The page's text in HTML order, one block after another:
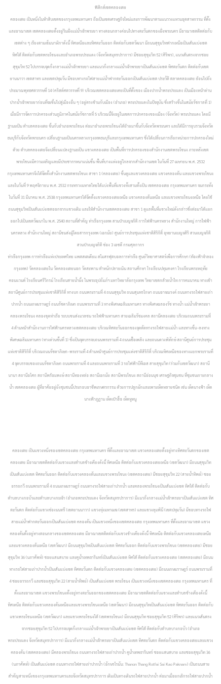
ฟิสิกส์เขตคลองเตย
คลองเตย เป็นหนึ่งในห้าสิบเขตของกรุงเทพมหานคร ถือเป็นเขตเศรษฐกิจใหม่และการพัฒนาตามแนววงแหวนอุตสาหกรรม ที่ตั้ง
และอาณาเขต เขตคลองเตยตั้งอยู่ริมฝั่งแม่น้ำเจ้าพระยา ทางตอนกลางค่อนไปทางตะวันตกของฝั่งพระนคร มีอาณาเขตติดต่อกับ
เขตต่าง ๆ เรียงตามเข็มนาฬิกาดังนี้ ทิศเหนือและทิศตะวันออก ติดต่อกับเขตวัฒนา มีถนนสุขุมวิทฟากเหนือเป็นเส้นแบ่งเขต
ทิศใต้ ติดต่อกับเขตพระโขนงและอำเภอพระประแดง (จังหวัดสมุทรปราการ) มีซอยสุขุมวิท 52 (ศิริพร), แนวเส้นตรงจากซอย
สุขุมวิท 52 ไปบรรจบจุดกึ่งกลางแม่น้ำเจ้าพระยา และแนวกึ่งกลางแม่น้ำเจ้าพระยาเป็นเส้นแบ่งเขต ทิศตะวันตก ติดต่อกับเขต
ยานนาวา เขตสาทร และเขตปทุมวัน มีขอบทางรถไฟสายแม่น้ำฟากตะวันออกเป็นเส้นแบ่งเขต ประวัติ ตลาดคลองเตย ย้อนไปถึง
ประมาณพุทธศตวรรษที่ 14 (คริสต์ศตวรรษที่ 9) บริเวณเขตคลองเตยเคยเป็นที่ตั้งของ เมืองปากน้ำพระประแดง เป็นเมืองหน้าด่าน
ปากน้ำเจ้าพระยาก่อนที่จะขึ้นไปสู่เมืองอื่น ๆ (อยู่ตรงข้ามกับเมือง (อำเภอ) พระประแดงในปัจจุบัน ซึ่งสร้างขึ้นในสมัยรัชกาลที่ 1)
เมื่อมีการจัดการปกครองส่วนภูมิภาคในสมัยรัชกาลที่ 5 บริเวณนี้จึงอยู่ในเขตการปกครองของเมือง (จังหวัด) พระประแดง โดยมี
ฐานะเป็น ตำบลคลองเตย ขึ้นกับอำเภอพระโขนง ต่อมาอำเภอพระโขนงได้ย้ายมาขึ้นกับจังหวัดพระนคร และได้มีการยุบรวมจังหวัด
ธนบุรีกับจังหวัดพระนคร เปลี่ยนฐานะเป็นนครหลวงกรุงเทพธนบุรีและกรุงเทพมหานคร ซึ่งได้เปลี่ยนการเรียกหน่วยการปกครองใหม่
ด้วย ตำบลคลองเตยจึงเปลี่ยนแปลงฐานะเป็น แขวงคลองเตย เป็นพื้นที่การปกครองของสำนักงานเขตพระโขนง ภายหลังเขต
พระโขนงมีความเจริญและมีประชากรหนาแน่นขึ้น พื้นที่บางแห่งอยู่ไกลจากสำนักงานเขต ในวันที่ 27 เมษายน พ.ศ. 2532
กรุงเทพมหานครจึงได้จัดตั้งสำนักงานเขตพระโขนง สาขา 1 (คลองเตย) ขึ้นดูแลแขวงคลองเตย แขวงคลองตัน และแขวงพระโขนง
และในวันที่ 9 พฤศจิกายน พ.ศ. 2532 กระทรวงมหาดไทยได้แบ่งพื้นที่แขวงทั้งสามตั้งเป็น เขตคลองเตย กรุงเทพมหานคร จนกระทั่ง
ในวันที่ 31 มีนาคม พ.ศ. 2538 กรุงเทพมหานครได้จัดตั้งแขวงคลองเตยเหนือ แขวงคลองตันเหนือ และแขวงพระโขนงเหนือ โดยใช้
ถนนสุขุมวิทเป็นเส้นแบ่งเขตออกจากแขวงเดิม และให้สำนักงานเขตคลองเตย สาขา 1 ดูแลพื้นที่แขวงใหม่ดังกล่าวซึ่งต่อมาได้แยก
ออกไปเป็นเขตวัฒนาใน พ.ศ. 2540สถานที่สำคัญ ท่าเรือกรุงเทพ สวนป่าเบญจกิติ การไฟฟ้านครหลวง สำนักงานใหญ่ การไฟฟ้า
นครหลวง สำนักงานใหญ่ สถานีขนส่งผู้โดยสารกรุงเทพ (เอกมัย) ศูนย์การประชุมแห่งชาติสิริกิติ์ อุทยานเบญจสิริ สวนเบญจกิติ
สวนป่าเบญจกิติ ช่อง 3 เอชดี กรมศุลกากร
ท่าเรือกรุงเทพ การท่าเรือแห่งประเทศไทย แพตสเตเดียม สโมสรฟุตบอลการท่าเรือ ศูนย์วิทยาศาสตร์เพื่อการศึกษา (ท้องฟ้าจำลอง
กรุงเทพ) วัดคลองเตยใน วัดคลองเตยนอก วัดสะพาน ตำหนักปลายเนิน สถานศึกษา โรงเรียนปทุมคงคา โรงเรียนพระหฤทัย
คอนแวนต์ โรงเรียนศรีวิกรม์ โรงเรียนสายน้ำผึ้ง ในพระอุปถัมภ์ฯ มหาวิทยาลัยกรุงเทพ วิทยาเขตกล้วยน้ำไท การคมนาคม ทางเข้า
สถานีศูนย์การประชุมแห่งชาติสิริกิติ์ ทางบก ถนนพระรามที่ 4 ถนนสุขุมวิท ถนนสุนทรโกษา ถนนอาจณรงค์ ถนนทางรถไฟสายเก่า
ปากน้ำ ถนนเกษมราษฎร์ ถนนรัชดาภิเษก ถนนพระรามที่ 3 ทางพิเศษเฉลิมมหานคร ทางพิเศษฉลองรัช ทางน้ำ แม่น้ำเจ้าพระยา
คลองพระโขนง คลองขุดท่าเรือ ระบบขนส่งมวลชน รถไฟฟ้ามหานคร สายเฉลิมรัชมงคล สถานีคลองเตย บริเวณถนนพระรามที่
4 ด้านหน้าสำนักงานการไฟฟ้านครหลวงเขตคลองเตย บริเวณทิศตะวันออกของจุดตัดทางรถไฟสายแม่น้ำ และทางขึ้น–ลงทาง
พิเศษเฉลิมมหานคร (ทางด่วนขั้นที่ 1) ซึ่งเป็นจุดบรรจบถนนพระรามที่ 4 ถนนเชื้อเพลิง และถนนดวงพิทักษ์ สถานีศูนย์การประชุม
แห่งชาติสิริกิติ์ บริเวณถนนรัชดาภิเษก–พระรามที่ 4 ด้านหน้าศูนย์การประชุมแห่งชาติสิริกิติ์ บริเวณทิศเหนือของทางแยกพระรามที่
4 จุดบรรจบของถนนรัชดาภิเษก ถนนพระรามที่ 4 และถนนพระรามที่ 3 รถไฟฟ้าบีทีเอส สายสุขุมวิท (ร่วมกับเขตวัฒนา) สถานี
นานา สถานีอโศก สถานีพร้อมพงษ์ สถานีทองหล่อ สถานีเอกมัย สถานีพระโขนง สถานีอ่อนนุชเศรษฐกิจชุมชน ที่ชุมชนเกาะกลาง
น้ำ เขตคลองเตย ผู้ที่อาศัยอยู่ยังชุมชนนี้ประกอบอาชีพเกษตรกรรม ด้วยการปลูกผักและเพาะเห็ดหลายชนิด เช่น เห็ดนางฟ้า เห็ด
นางฟ้าภูฏาน เห็ดเป๋าฮื้อ เห็ดหูหนู
คลองเตย เป็นแขวงหนึ่งของเขตคลองเตย กรุงเทพมหานคร ที่ตั้งและอาณาเขต แขวงคลองเตยตั้งอยู่ทางทิศตะวันตกของเขต
คลองเตย มีอาณาเขตติดต่อกับแขวงและตำบลข้างเคียงดังนี้ ทิศเหนือ ติตต่อกับแขวงคลองเตยเหนือ (เขตวัฒนา) มีถนนสุขุมวิท
เป็นเส้นแบ่งเขต ทิศตะวันออก ติดต่อกับแขวงคลองตันและแขวงพระโขนง (เขตคลองเตย) มีซอยสุขุมวิท 22 (สายน้ำทิพย์) ซอย
อรรถกวี ถนนพระรามที่ 4 ถนนเกษมราษฎร์ ถนนทางรถไฟสายเก่าปากน้ำ และคลองพระโขนงเป็นเส้นแบ่งเขต ทิศใต้ ติดต่อกับ
ตำบลบางกอบัวและตำบลบางกะเจ้า (อำเภอพระประแดง จังหวัดสมุทรปราการ) มีแนวกึ่งกลางแม่น้ำเจ้าพระยาเป็นเส้นแบ่งเขต ทิศ
ตะวันตก ติดต่อกับแขวงช่องนนทรี (เขตยานนาวา) แขวงทุ่งมหาเมฆ (เขตสาทร) และแขวงลุมพินี (เขตปทุมวัน) มีขอบทางรถไฟ
สายแม่น้ำฟากตะวันออกเป็นเส้นแบ่งเขตคลองตัน เป็นแขวงหนึ่งของเขตคลองเตย กรุงเทพมหานคร ที่ตั้งและอาณาเขต แขวง
คลองตันตั้งอยู่ทางตอนกลางของเขตคลองเตย มีอาณาเขตติดต่อกับแขวงข้างเคียงดังนี้ ทิศเหนือ ติตต่อกับแขวงคลองเตยเหนือ
และแขวงคลองตันเหนือ (เขตวัฒนา) มีถนนสุขุมวิทเป็นเส้นแบ่งเขต ทิศตะวันออก ติดต่อกับแขวงพระโขนง (เขตคลองเตย) มีซอย
สุขุมวิท 36 (นภาศัพท์) ซอยแสนสบาย และคูน้ำเทพธารินทร์เป็นเส้นแบ่งเขต ทิศใต้ ติดต่อกับแขวงคลองเตย (เขตคลองเตย) มีถนน
ทางรถไฟสายเก่าปากน้ำเป็นเส้นแบ่งเขต ทิศตะวันตก ติดต่อกับแขวงคลองเตย (เขตคลองเตย) มีถนนเกษมราษฎร์ ถนนพระรามที่
4 ซอยอรรถกวี และซอยสุขุมวิท 22 (สายน้ำทิพย์) เป็นเส้นแบ่งเขตพระโขนง เป็นแขวงหนึ่งของเขตคลองเตย กรุงเทพมหานคร ที่
ตั้งและอาณาเขต แขวงพระโขนงตั้งอยู่ทางตะวันออกของเขตคลองเตย มีอาณาเขตติดต่อกับแขวงและตำบลข้างเคียงดังนี้
ทิศเหนือ ติตต่อกับแขวงคลองตันเหนือและแขวงพระโขนงเหนือ (เขตวัฒนา) มีถนนสุขุมวิทเป็นเส้นแบ่งเขต ทิศตะวันออก ติดต่อกับ
แขวงพระโขนงเหนือ (เขตวัฒนา) และแขวงพระโขนงใต้ (เขตพระโขนง) มีถนนสุขุมวิท ซอยสุขุมวิท 52 (ศิริพร) และแนวเส้นตรง
จากซอยสุขุมวิท 52 ไปบรรจบจุดกึ่งกลางแม่น้ำเจ้าพระยาเป็นเส้นแบ่งเขต ทิศใต้ ติดต่อกับตำบลบางกอบัว (อำเภอ
พระประแดง จังหวัดสมุทรปราการ) มีแนวกึ่งกลางแม่น้ำเจ้าพระยาเป็นเส้นแบ่งเขต ทิศตะวันตก ติดต่อกับแขวงคลองเตยและแขวง
คลองตัน (เขตคลองเตย) มีคลองพระโขนง ถนนทางรถไฟสายเก่าปากน้ำ คูน้ำเทพธารินทร์ ซอยแสนสบาย และซอยสุขุมวิท 36
(นภาศัพท์) เป็นเส้นแบ่งเขตถนนทางรถไฟสายเก่าปากน้ำ (อักษรโรมัน: Thanon Thang Rotfai Sai Kao Paknam) เป็นถนนสาย
สำคัญสายหนึ่งของกรุงเทพมหานครและจังหวัดสมุทรปราการ เดิมเป็นทางเดินรถไฟสายปากน้ำ ต่อมาเมื่อยกเลิกรถไฟสายปากน้ำ